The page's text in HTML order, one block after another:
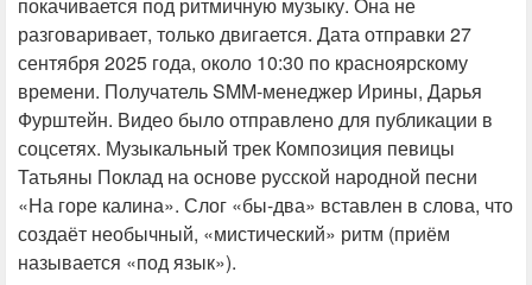
покачивается под ритмичную музыку. Она не
разговаривает, только двигается. Дата отправки 27
сентября 2025 года, около 10:30 по красноярскому
времени. Получатель SMM-менеджер Ирины, Дарья
Фурштейн. Видео было отправлено для публикации в
соцсетях. Музыкальный трек Композиция певицы
Татьяны Поклад на основе русской народной песни
«На горе калина». Слог «бы-два» вставлен в слова, что
создаёт необычный, «мистический» ритм (приём
называется «под язык»).